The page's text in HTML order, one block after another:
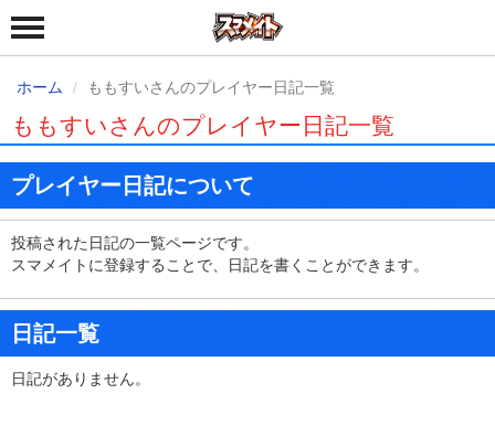
ホーム ももすいさんのプレイヤー日記一覧
ももすいさんのプレイヤー日記一覧
プレイヤー日記について
投稿された日記の一覧ページです。
スマメイトに登録することで、日記を書くことができます。
日記一覧
日記がありません。